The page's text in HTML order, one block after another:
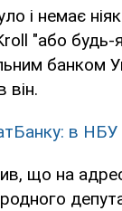
і немає
"або
банком
він.
в НБУ
що на